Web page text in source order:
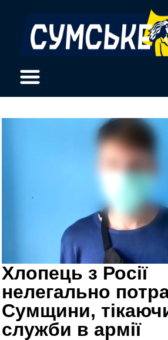
Хлопець з Росії
нелегально
Сумщини,
служби в армії